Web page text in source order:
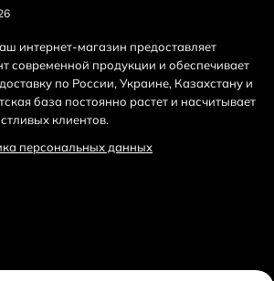
интернет-магазин предоставляет
современной продукции и обеспечивает
по России, Украине, Казахстану и
база постоянно растет и насчитывает
клиентов.
персональных данных